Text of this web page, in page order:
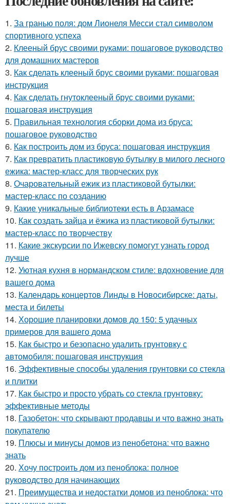
1. За гранью поля: дом Лионеля Месси стал символом
спортивного успеха
2. Клееный брус своими руками: пошаговое руководство
для домашних мастеров
3. Как сделать клееный брус своими руками: пошаговая
инструкция
4. Как сделать гнутоклееный брус своими руками:
пошаговая инструкция
5. Правильная технология сборки дома из бруса:
пошаговое руководство
6. Как построить дом из бруса: пошаговая инструкция
7. Как превратить пластиковую бутылку в милого лесного
ежика: мастер-класс для творческих рук
8. Очаровательный ежик из пластиковой бутылки:
мастер-класс по созданию
9. Какие уникальные библиотеки есть в Арзамасе
10. Как создать зайца и ёжика из пластиковой бутылки:
мастер-класс по творчеству
11. Какие экскурсии по Ижевску помогут узнать город
лучше
12. Уютная кухня в нормандском стиле: вдохновение для
вашего дома
13. Календарь концертов Линды в Новосибирске: даты,
места и билеты
14. Хорошие планировки домов до 150: 5 удачных
примеров для вашего дома
15. Как быстро и безопасно удалить грунтовку с
автомобиля: пошаговая инструкция
16. Эффективные способы удаления грунтовки со стекла
и плитки
17. Как быстро и просто убрать со стекла грунтовку:
эффективные методы
18. Газобетон: что скрывают продавцы и что важно знать
покупателю
19. Плюсы и минусы домов из пенобетона: что важно
знать
20. Хочу построить дом из пеноблока: полное
руководство для начинающих
21. Преимущества и недостатки домов из пеноблока: что